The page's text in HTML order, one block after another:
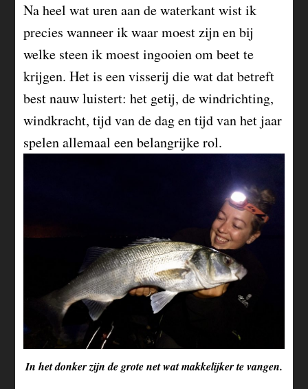
Na heel wat uren aan de waterkant wist ik
precies wanneer ik waar moest zijn en bij
welke steen ik moest ingooien om beet te
krijgen. Het is een visserij die wat dat betreft
best nauw luistert: het getij, de windrichting,
windkracht, tijd van de dag en tijd van het jaar
spelen allemaal een belangrijke rol.
In het donker zijn de grote net wat makkelijker te vangen.